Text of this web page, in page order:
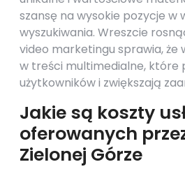
szansę na wysokie pozycje w
wyszukiwania. Wreszcie
video marketingu sprawia,
w treści multimedialne, które
użytkowników i zwiększają
Jakie są koszty
oferowanych
Zielonej Górze